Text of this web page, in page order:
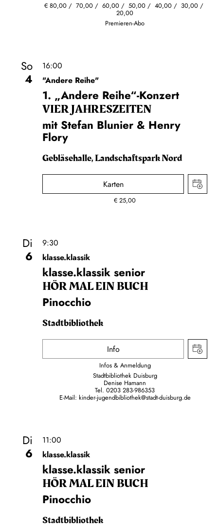
€80,00 70,00 60,00 50,00 40,00 30,00
20,00
Premieren-Abo
So
4
16:00
"Andere Reihe"
1. „Andere Reihe“-Konzert
VIER JAHRESZEITEN
mit Stefan Blunier & Henry
Flory
Gebläsehalle, Landschaftspark Nord
Karten
€25,00
Di
6
9:30
klasse.klassik
klasse.klassik senior
HÖR MAL EIN BUCH
Pinocchio
Stadtbibliothek
Info
Infos & Anmeldung
Stadtbibliothek Duisburg
Denise Hamann
Tel. 0203 283-986353
E-Mail: kinder-jugendbibliothek@stadt-duisburg.de
Di
6
11:00
klasse.klassik
klasse.klassik senior
HÖR MAL EIN BUCH
Pinocchio
Stadtbibliothek